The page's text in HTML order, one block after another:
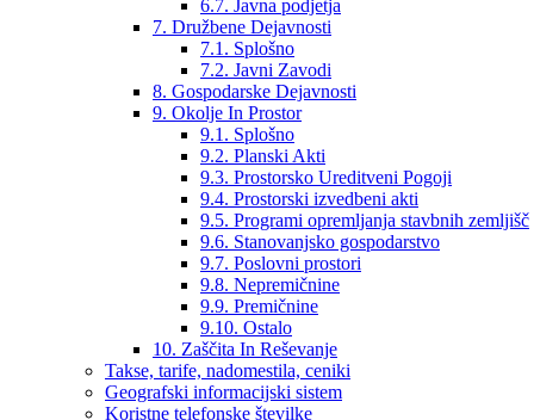
6.7. Javna podjetja
7. Družbene Dejavnosti
7.1. Splošno
7.2. Javni Zavodi
8. Gospodarske Dejavnosti
9. Okolje In Prostor
9.1. Splošno
9.2. Planski Akti
9.3. Prostorsko Ureditveni Pogoji
9.4. Prostorski izvedbeni akti
9.5. Programi opremljanja stavbnih zemljišč
9.6. Stanovanjsko gospodarstvo
9.7. Poslovni prostori
9.8. Nepremičnine
9.9. Premičnine
9.10. Ostalo
10. Zaščita In Reševanje
Takse, tarife, nadomestila, ceniki
Geografski informacijski sistem
Koristne telefonske številke